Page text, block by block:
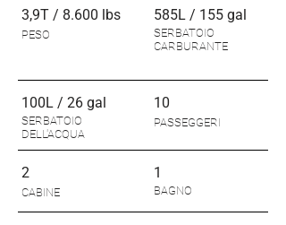
3,9T / 8.600 lbs
PESO
585L / 155 gal
SERBATOIO
CARBURANTE
100L / 26 gal
SERBATOIO
DELL'ACQUA
10
PASSEGGERI
2
CABINE
1
BAGNO